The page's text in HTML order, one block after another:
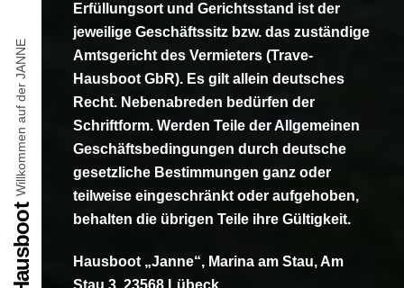
Willkommen auf der JANNE
Erfüllungsort und Gerichtsstand ist der
jeweilige Geschäftssitz bzw. das zuständige
Amtsgericht des Vermieters (Trave-
Hausboot GbR). Es gilt allein deutsches
Recht. Nebenabreden bedürfen der
Schriftform. Werden Teile der Allgemeinen
Geschäftsbedingungen durch deutsche
gesetzliche Bestimmungen ganz oder
teilweise eingeschränkt oder aufgehoben,
behalten die übrigen Teile ihre Gültigkeit.
Hausboot „Janne“, Marina am Stau, Am
Stau 3, 23568 Lübeck